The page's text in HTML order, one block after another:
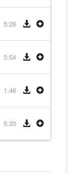
5:26
3:54
1:46
5:20